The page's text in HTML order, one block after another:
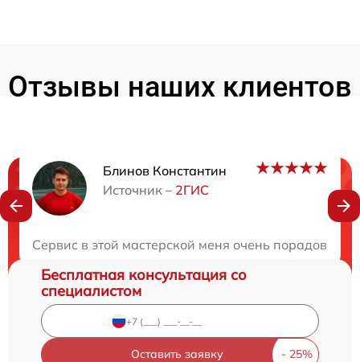
Отзывы наших клиентов
Блинов Константин
Источник – 2ГИС
Сервис в этой мастерской меня очень порадовал
Нужна консультация?
Бесплатная консультация со
специалистом
Оставить заявку